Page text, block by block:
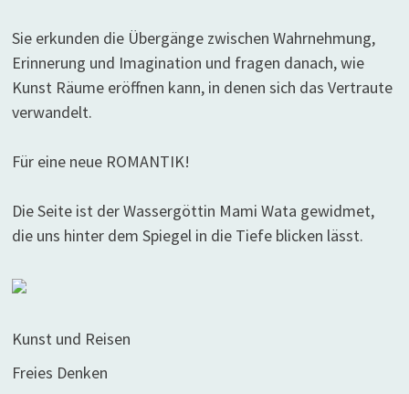
Sie erkunden die Übergänge zwischen Wahrnehmung,
Erinnerung und Imagination und fragen danach, wie
Kunst Räume eröffnen kann, in denen sich das Vertraute
verwandelt.
Für eine neue ROMANTIK!
Die Seite ist der Wassergöttin Mami Wata gewidmet,
die uns hinter dem Spiegel in die Tiefe blicken lässt.
Kunst und Reisen
Freies Denken